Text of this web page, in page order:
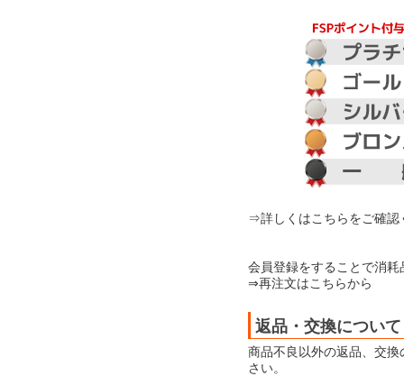
⇒詳しくはこちらをご確認
会員登録をすることで消
⇒再注文はこちらから
返品・交換について
商品不良以外の返品、交
さい。